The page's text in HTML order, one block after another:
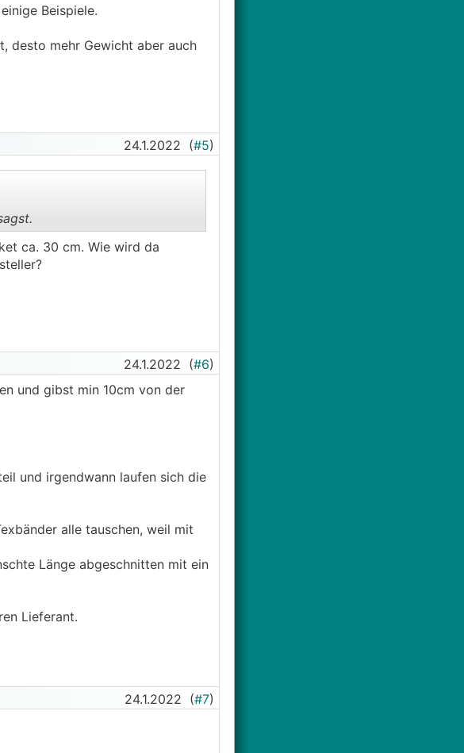
Beispiele.
desto mehr Gewicht aber auch
24.1.2022 (#5)
ca. 30 cm. Wie wird da
24.1.2022 (#6)
und gibst min 10cm von der
und irgendwann laufen sich die
alle tauschen, weil mit
Länge abgeschnitten mit ein
Lieferant.
24.1.2022 (#7)